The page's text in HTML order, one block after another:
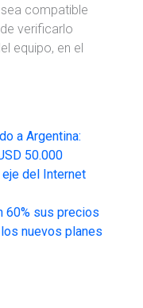
compatible
verificarlo
equipo, en el
a Argentina:
50.000
del Internet
60% sus precios
nuevos planes